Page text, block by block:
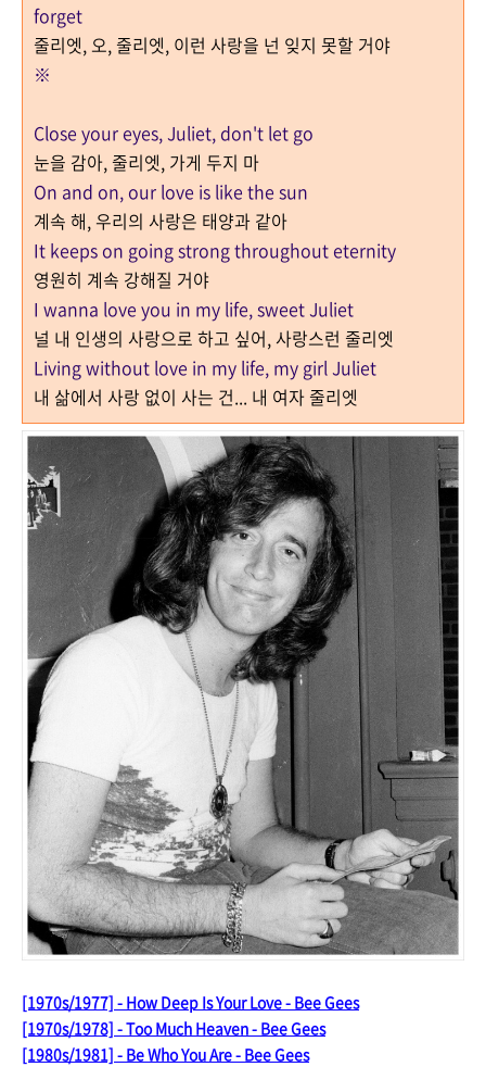
forget
줄리엣, 오, 줄리엣, 이런 사랑을 넌 잊지 못할 거야
※
Close your eyes, Juliet, don't let go
눈을 감아, 줄리엣, 가게 두지 마
On and on, our love is like the sun
계속 해, 우리의 사랑은 태양과 같아
It keeps on going strong throughout eternity
영원히 계속 강해질 거야
I wanna love you in my life, sweet Juliet
널 내 인생의 사랑으로 하고 싶어, 사랑스런 줄리엣
Living without love in my life, my girl Juliet
내 삶에서 사랑 없이 사는 건... 내 여자 줄리엣
[1970s/1977] - How Deep Is Your Love - Bee Gees
[1970s/1978] - Too Much Heaven - Bee Gees
[1980s/1981] - Be Who You Are - Bee Gees